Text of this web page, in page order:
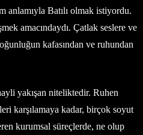
anlamıyla Batılı olmak istiyordu.
amacındaydı. Çatlak seslere ve
kafasından ve ruhundan
yakışan niteliktedir. Ruhen
karşılamaya kadar, birçok soyut
kurumsal süreçlerde, ne olup